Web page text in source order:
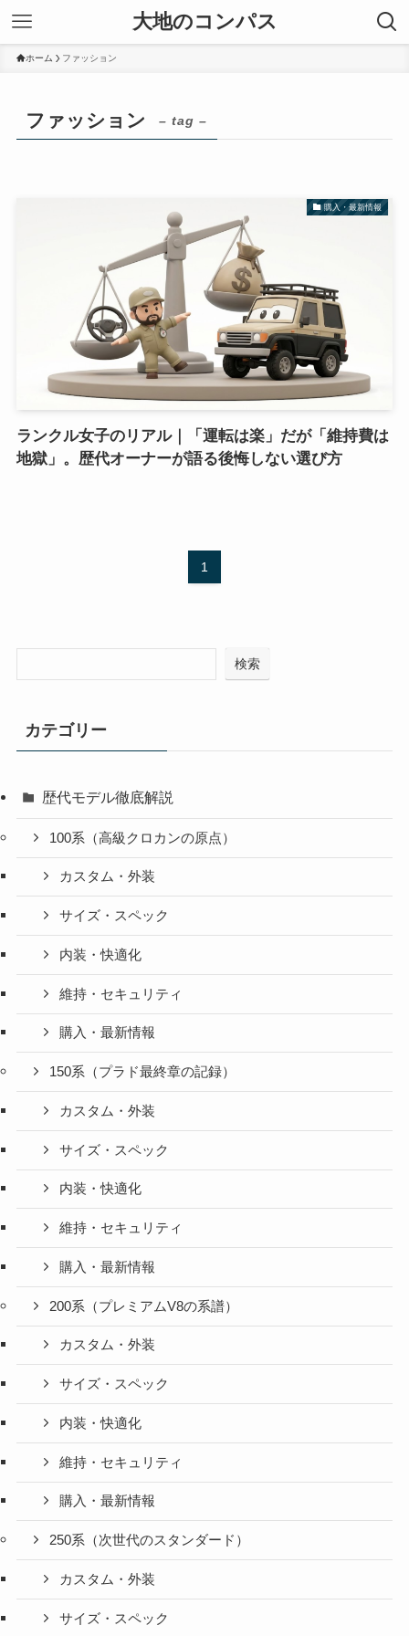
大地のコンパス
ホーム ファッション
ファッション – tag –
購入・最新情報
ランクル女子のリアル｜「運転は楽」だが「維持費は
地獄」。歴代オーナーが語る後悔しない選び方
1
検索
カテゴリー
歴代モデル徹底解説
100系（高級クロカンの原点）
カスタム・外装
サイズ・スペック
内装・快適化
維持・セキュリティ
購入・最新情報
150系（プラド最終章の記録）
カスタム・外装
サイズ・スペック
内装・快適化
維持・セキュリティ
購入・最新情報
200系（プレミアムV8の系譜）
カスタム・外装
サイズ・スペック
内装・快適化
維持・セキュリティ
購入・最新情報
250系（次世代のスタンダード）
カスタム・外装
サイズ・スペック